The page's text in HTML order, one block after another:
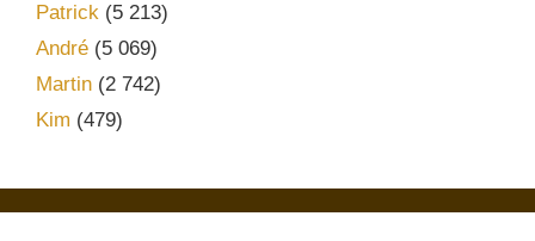
Patrick (5 213)
André (5 069)
Martin (2 742)
Kim (479)